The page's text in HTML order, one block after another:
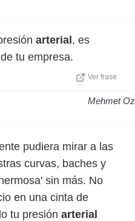
arterial , es
tu empresa.
Ver frase
Mehmet Oz
pudiera mirar a las
curvas, baches y
sin más. No
en una cinta de
tu presión arterial